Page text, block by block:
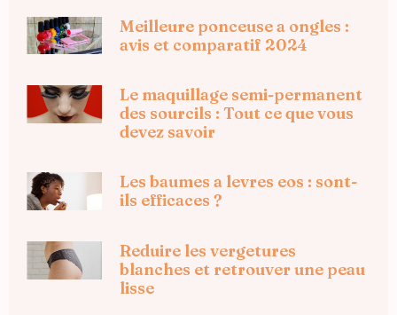
Meilleure ponceuse a ongles :
avis et comparatif 2024
Le maquillage semi-permanent
des sourcils : Tout ce que vous
devez savoir
Les baumes a levres eos : sont-
ils efficaces ?
Reduire les vergetures
blanches et retrouver une peau
lisse